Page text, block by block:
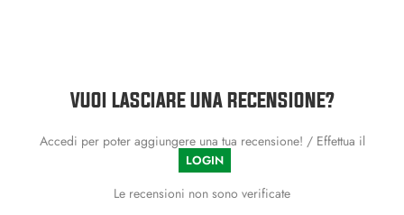
VUOI LASCIARE UNA RECENSIONE?
Accedi per poter aggiungere una tua recensione! / Effettua il
LOGIN
Le recensioni non sono verificate